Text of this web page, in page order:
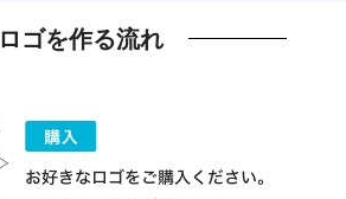
ロゴを作る流れ